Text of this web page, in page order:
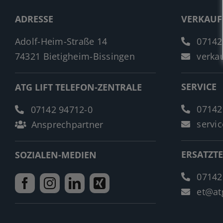
ADRESSE
Adolf-Heim-Straße 14
74321 Bietigheim-Bissingen
ATG LIFT TELEFON-ZENTRALE
07142 94712-0
Ansprechpartner
SOZIALEN-MEDIEN
VERKAUF
SERVICE